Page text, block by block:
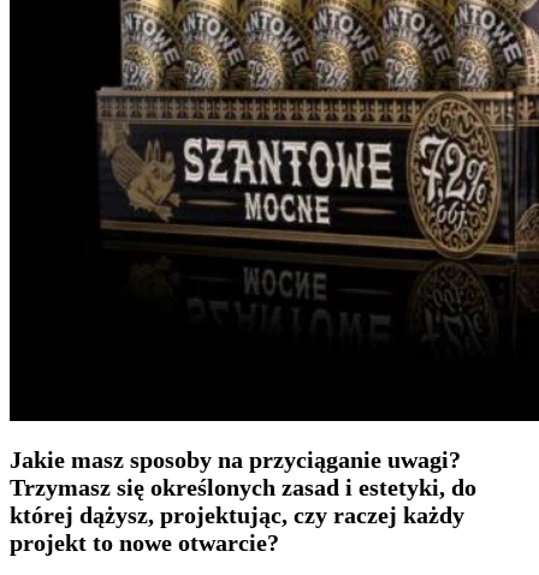
Jakie masz sposoby na przyciąganie uwagi?
Trzymasz się określonych zasad i estetyki, do
której dążysz, projektując, czy raczej każdy
projekt to nowe otwarcie?